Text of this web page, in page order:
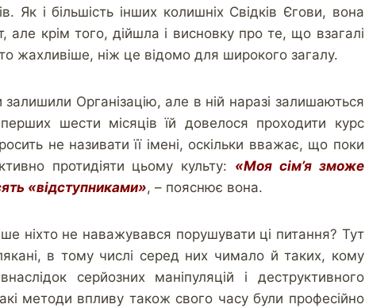
Як і більшість інших колишніх Свідків Єгови, вона
але крім того, дійшла і висновку про те, що взагалі
жахливіше, ніж це відомо для широкого загалу.
залишили Організацію, але в ній наразі залишаються
шести місяців їй довелося проходити курс
не називати її імені, оскільки вважає, що поки
протидіяти цьому культу: «Моя сім’я зможе
«відступниками», – пояснює вона.
ніхто не наважувався порушувати ці питання? Тут
в тому числі серед них чимало й таких, кому
серйозних маніпуляцій і деструктивного
методи впливу також свого часу були професійно